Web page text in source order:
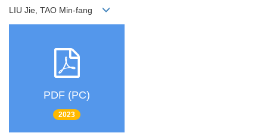
LIU Jie, TAO Min-fang
PDF (PC)
2023